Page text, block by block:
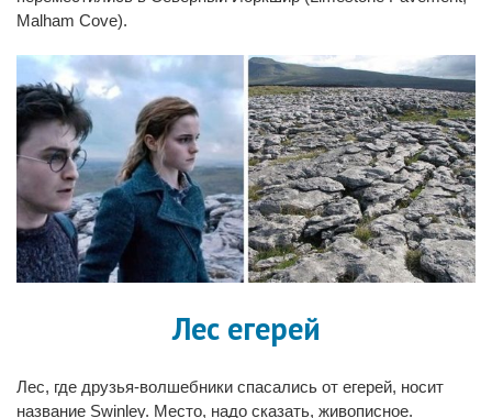
Malham Cove).
Лес егерей
Лес, где друзья-волшебники спасались от егерей, носит
название Swinley. Место, надо сказать, живописное.